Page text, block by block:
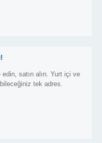
satın alın. Yurt içi ve
tek adres.